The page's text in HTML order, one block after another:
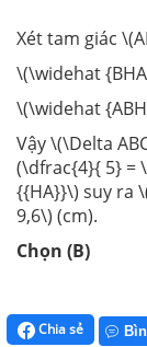
Xét tam giác
\(\widehat
\(\widehat
Vậy \(\Delta
(\dfrac{4}{ 5} =
{{HA}}\) suy ra
9,6\) (cm).
Chọn (B)
Chia sẻ